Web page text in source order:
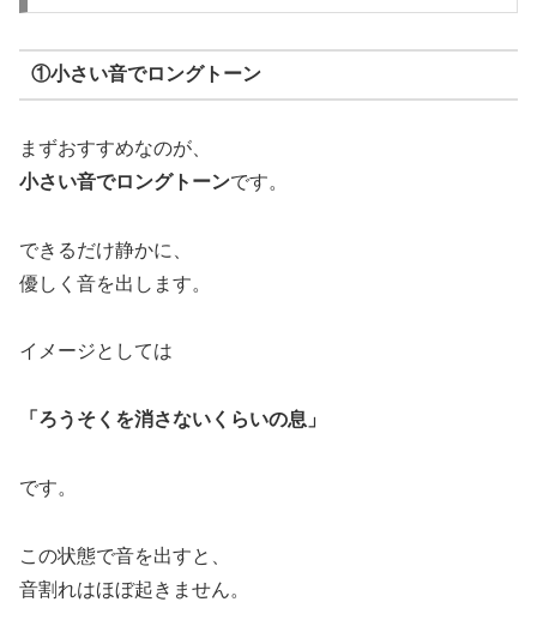
①小さい音でロングトーン
まずおすすめなのが、
小さい音でロングトーンです。
できるだけ静かに、
優しく音を出します。
イメージとしては
「ろうそくを消さないくらいの息」
です。
この状態で音を出すと、
音割れはほぼ起きません。